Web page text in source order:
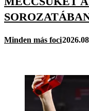
Minden más foci